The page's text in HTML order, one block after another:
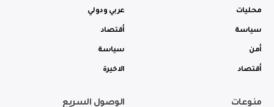
محليات
سياسة
أمن
أقتصاد
عربي ودولي
أقتصاد
سياسة
الاخيرة
منوعات الوصول السريع